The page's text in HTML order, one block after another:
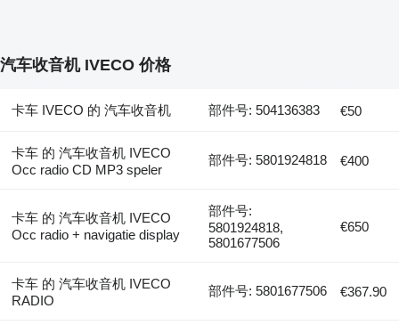
汽车收音机 IVECO 价格
卡车 IVECO 的 汽车收音机 部件号: 504136383 €50
卡车 的 汽车收音机 IVECO
Occ radio CD MP3 speler
部件号: 5801924818 €400
卡车 的 汽车收音机 IVECO
Occ radio + navigatie display
部件号:
5801924818,
5801677506
€650
卡车 的 汽车收音机 IVECO
RADIO
部件号: 5801677506 €367.90